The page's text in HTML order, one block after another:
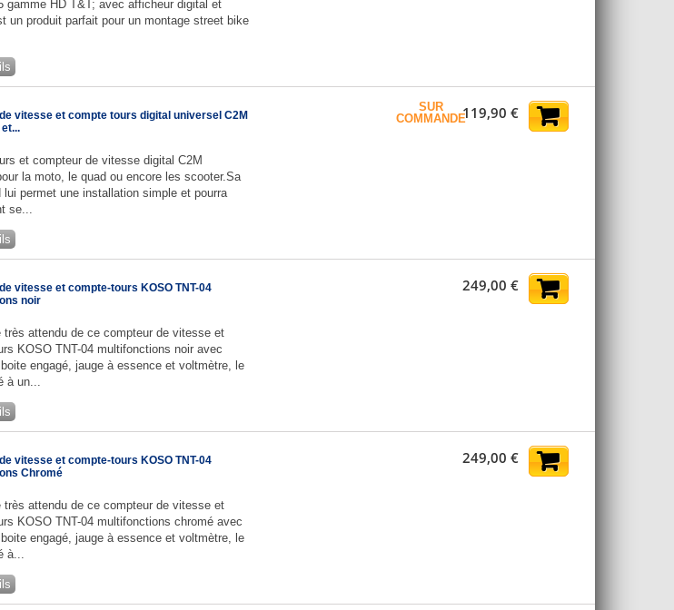
gamme HD T&T; avec afficheur digital et
un produit parfait pour un montage street bike
vitesse et compte tours digital universel C2M
et compteur de vitesse digital C2M
la moto, le quad ou encore les scooter.Sa
lui permet une installation simple et pourra
se...
SUR
COMMANDE119,90 €
vitesse et compte-tours KOSO TNT-04
noir
très attendu de ce compteur de vitesse et
KOSO TNT-04 multifonctions noir avec
engagé, jauge à essence et voltmètre, le
à un...
249,00 €
vitesse et compte-tours KOSO TNT-04
Chromé
très attendu de ce compteur de vitesse et
KOSO TNT-04 multifonctions chromé avec
engagé, jauge à essence et voltmètre, le
à...
249,00 €